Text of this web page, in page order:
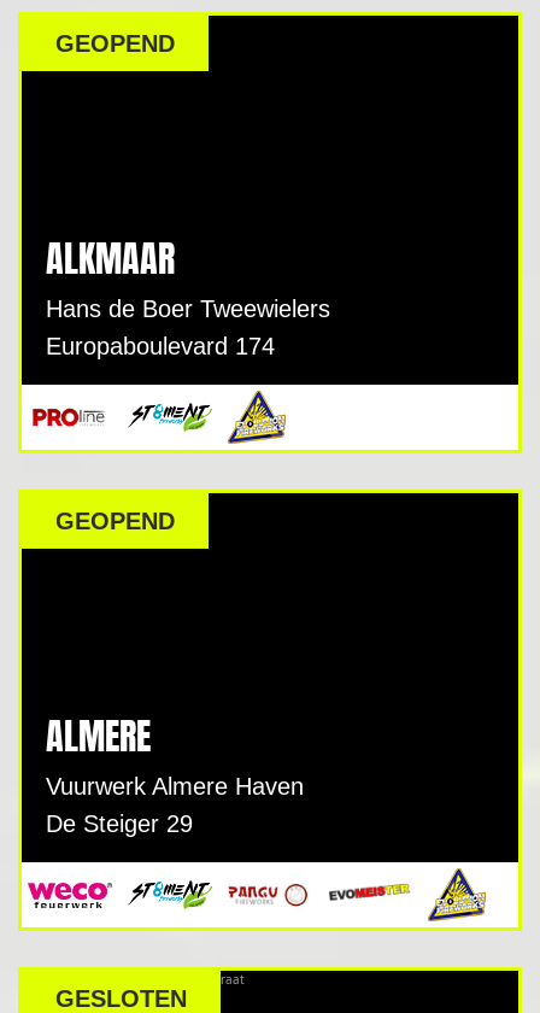
GEOPEND
ALKMAAR
Hans de Boer Tweewielers
Europaboulevard 174
GEOPEND
ALMERE
Vuurwerk Almere Haven
De Steiger 29
GESLOTEN